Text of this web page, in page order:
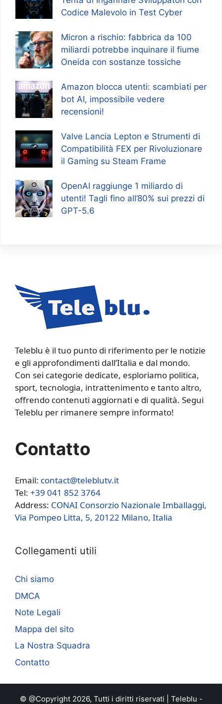
Codice Malevolo in Test Cyber
Micron a rischio: fabbrica da 100
miliardi potrebbe inquinare il fiume
Oneida con sostanze tossiche
Amazon blocca utenti: scambiati per
bot AI, impossibile vedere
recensioni!
Valve Lancia Lepton e Strumenti di
Compatibilità FEX per Rivoluzionare
il Gaming su Steam Frame
OpenAI raggiunge 1 miliardo di
utenti! Tagli fino all’80% sui prezzi di
GPT-5.6
Teleblu è il tuo punto di riferimento per le notizie
e gli approfondimenti dall’Italia e dal mondo.
Con sei categorie dedicate, esploriamo politica,
sport, tecnologia, intrattenimento e tanto altro,
offrendo contenuti aggiornati e di qualità. Segui
Teleblu per rimanere sempre informato!
Contatto
Email: contact@teleblutv.it
Tel: +39 041 852 3764
Address: CONAI Consorzio Nazionale Imballaggi,
Via Pompeo Litta, 5, 20122 Milano, Italia
Collegamenti utili
Chi siamo
DMCA
Note Legali
Mappa del sito
La Nostra Squadra
Contatto
© @Copyright 2026, Tutti i diritti riservati | Teleblu -